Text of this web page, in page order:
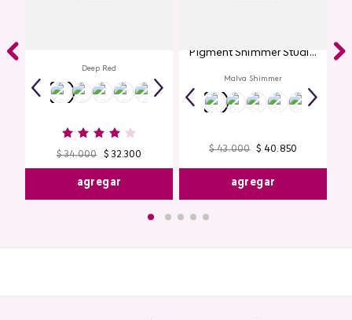
Deep Red
$ 34.000 $ 32.300
agregar
Pigment Shimmer Studio
Malva Shimmer
$ 43.000 $ 40. 850
agregar